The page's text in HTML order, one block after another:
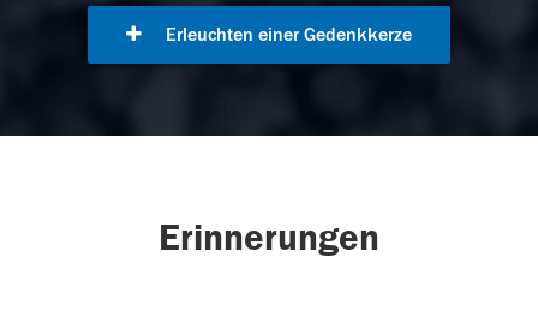
Erleuchten einer Gedenkkerze
Erinnerungen